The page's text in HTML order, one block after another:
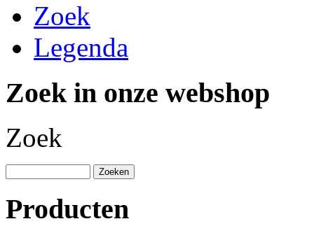
Zoek
Legenda
Zoek in onze webshop
Zoek
Producten